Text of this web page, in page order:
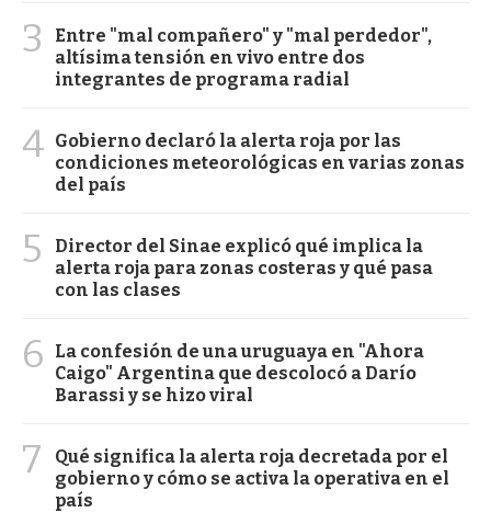
3
Entre "mal compañero" y "mal perdedor",
altísima tensión en vivo entre dos
integrantes de programa radial
4 Gobierno declaró la alerta roja por las
condiciones meteorológicas en varias zonas
del país
5
Director del Sinae explicó qué implica la
alerta roja para zonas costeras y qué pasa
con las clases
6
La confesión de una uruguaya en "Ahora
Caigo" Argentina que descolocó a Darío
Barassi y se hizo viral
7
Qué significa la alerta roja decretada por el
gobierno y cómo se activa la operativa en el
país